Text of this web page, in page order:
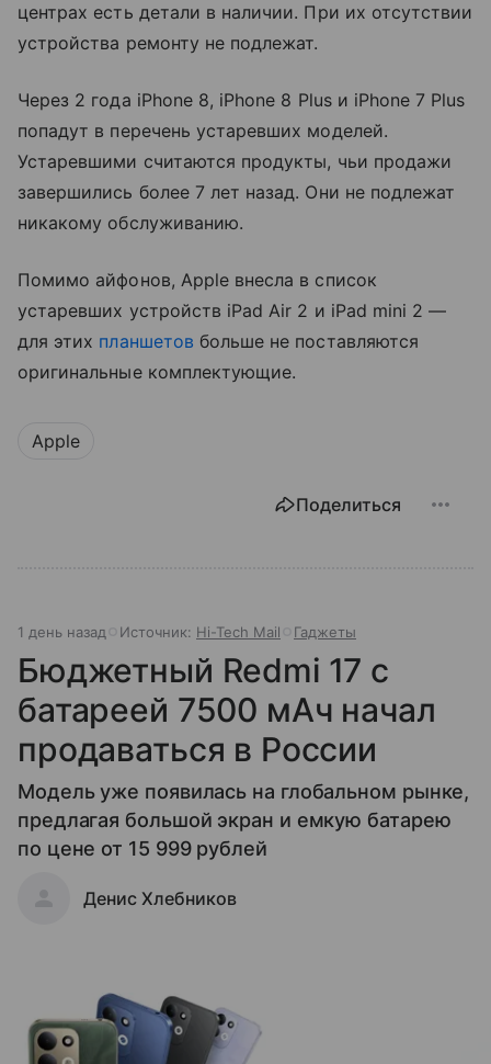
центрах есть детали в наличии. При их отсутствии
устройства ремонту не подлежат.
Через 2 года iPhone 8, iPhone 8 Plus и iPhone 7 Plus
попадут в перечень устаревших моделей.
Устаревшими считаются продукты, чьи продажи
завершились более 7 лет назад. Они не подлежат
никакому обслуживанию.
Помимо айфонов, Apple внесла в список
устаревших устройств iPad Air 2 и iPad mini 2 —
для этих планшетов больше не поставляются
оригинальные комплектующие.
Apple
Поделиться
1 день назад Источник: Hi-Tech Mail Гаджеты
Бюджетный Redmi 17 с
батареей 7500 мАч начал
продаваться в России
Модель уже появилась на глобальном рынке,
предлагая большой экран и емкую батарею
по цене от 15 999 рублей
Денис Хлебников